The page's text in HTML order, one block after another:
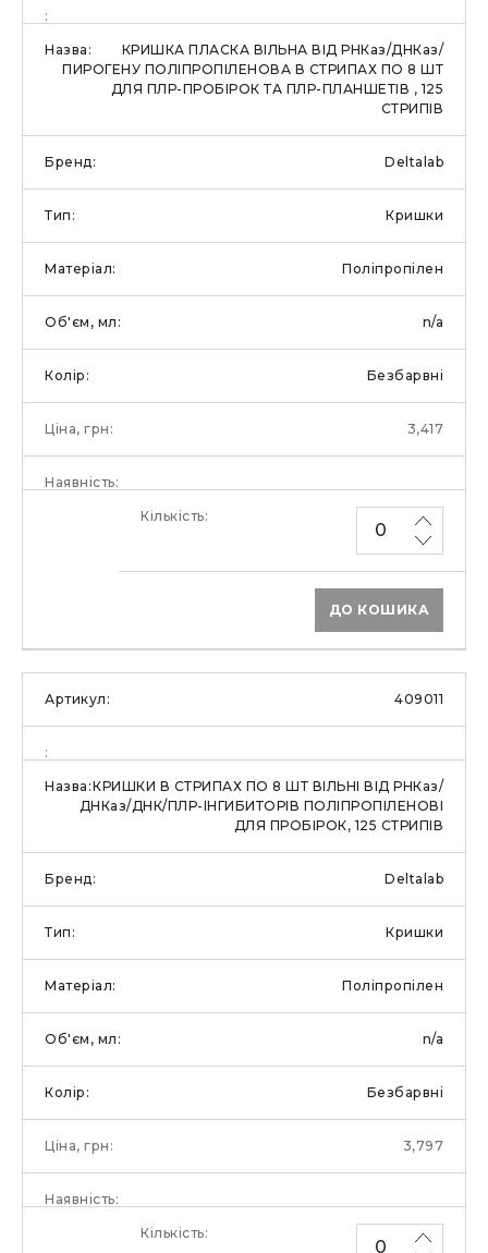
КРИШКА ПЛАСКА ВІЛЬНА ВІД РНКаз/ДНКаз/
ПИРОГЕНУ ПОЛІПРОПІЛЕНОВА В СТРИПАХ ПО 8 ШТ
ДЛЯ ПЛР-ПРОБІРОК ТА ПЛР-ПЛАНШЕТІВ , 125
СТРИПІВ
Deltalab
Кришки
Поліпропілен
n/a
Безбарвні
3,417
ДО КОШИКА
409011
КРИШКИ В СТРИПАХ ПО 8 ШТ ВІЛЬНІ ВІД РНКаз/
ДНКаз/ДНК/ПЛР-ІНГИБИТОРІВ ПОЛІПРОПІЛЕНОВІ
ДЛЯ ПРОБІРОК, 125 СТРИПІВ
Deltalab
Кришки
Поліпропілен
n/a
Безбарвні
3,797